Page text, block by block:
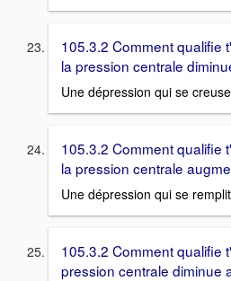
105.3.2 Comment qualifie
la pression centrale
Une dépression qui se
105.3.2 Comment qualifie
la pression centrale
Une dépression qui se
105.3.2 Comment qualifie
pression centrale diminue